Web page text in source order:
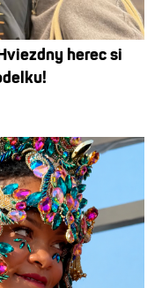
herec si